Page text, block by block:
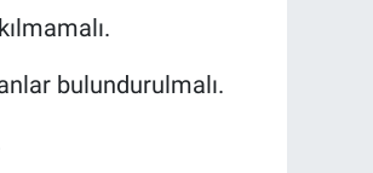
bulundurulmalı.